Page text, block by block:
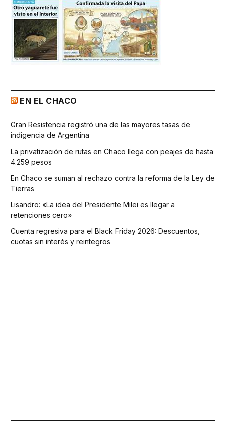
EN EL CHACO
Gran Resistencia registró una de las mayores tasas de
indigencia de Argentina
La privatización de rutas en Chaco llega con peajes de hasta
4.259 pesos
En Chaco se suman al rechazo contra la reforma de la Ley de
Tierras
Lisandro: «La idea del Presidente Milei es llegar a
retenciones cero»
Cuenta regresiva para el Black Friday 2026: Descuentos,
cuotas sin interés y reintegros